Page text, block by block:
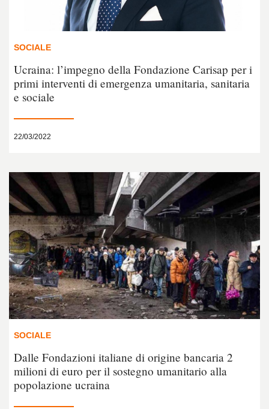
SOCIALE
Ucraina: l’impegno della Fondazione Carisap per i
primi interventi di emergenza umanitaria, sanitaria
e sociale
22/03/2022
SOCIALE
Dalle Fondazioni italiane di origine bancaria 2
milioni di euro per il sostegno umanitario alla
popolazione ucraina